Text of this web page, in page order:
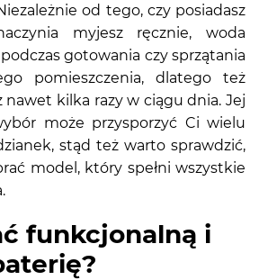
od tego, czy posiadasz
myjesz ręcznie, woda
gotowania czy sprzątania
pomieszczenia, dlatego też
kilka razy w ciągu dnia. Jej
może przysporzyć Ci wielu
stąd też warto sprawdzić,
model, który spełni wszystkie
funkcjonalną i